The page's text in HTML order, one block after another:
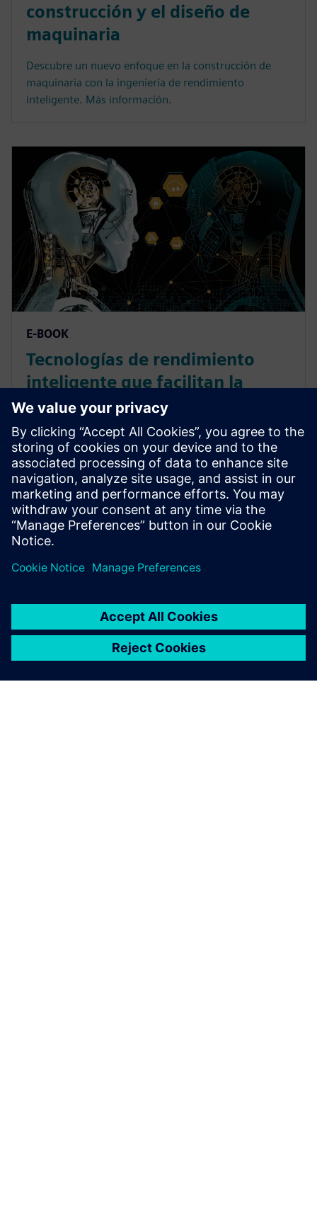
construcción y el diseño de
maquinaria
Descubre un nuevo enfoque en la construcción de
maquinaria con la ingeniería de rendimiento
inteligente. Más información.
E-BOOK
Tecnologías de rendimiento
inteligente que facilitan la
creación de maquinaria
altamente personalizada
La demanda de máquinas altamente personalizadas
está creciendo. Crea rápidamente máquinas únicas
con las últimas tecnologías digitales, incluida la
validación de bucle cerrado.